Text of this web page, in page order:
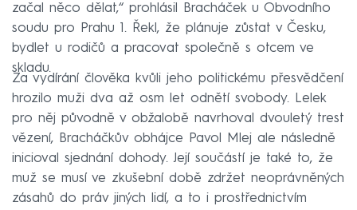
začal něco dělat,“ prohlásil Bracháček u Obvodního
soudu pro Prahu 1. Řekl, že plánuje zůstat v Česku,
bydlet u rodičů a pracovat společně s otcem ve
skladu.
Za vydírání člověka kvůli jeho politickému přesvědčení
hrozilo muži dva až osm let odnětí svobody. Lelek
pro něj původně v obžalobě navrhoval dvouletý trest
vězení, Bracháčkův obhájce Pavol Mlej ale následně
inicioval sjednání dohody. Její součástí je také to, že
muž se musí ve zkušební době zdržet neoprávněných
zásahů do práv jiných lidí, a to i prostřednictvím